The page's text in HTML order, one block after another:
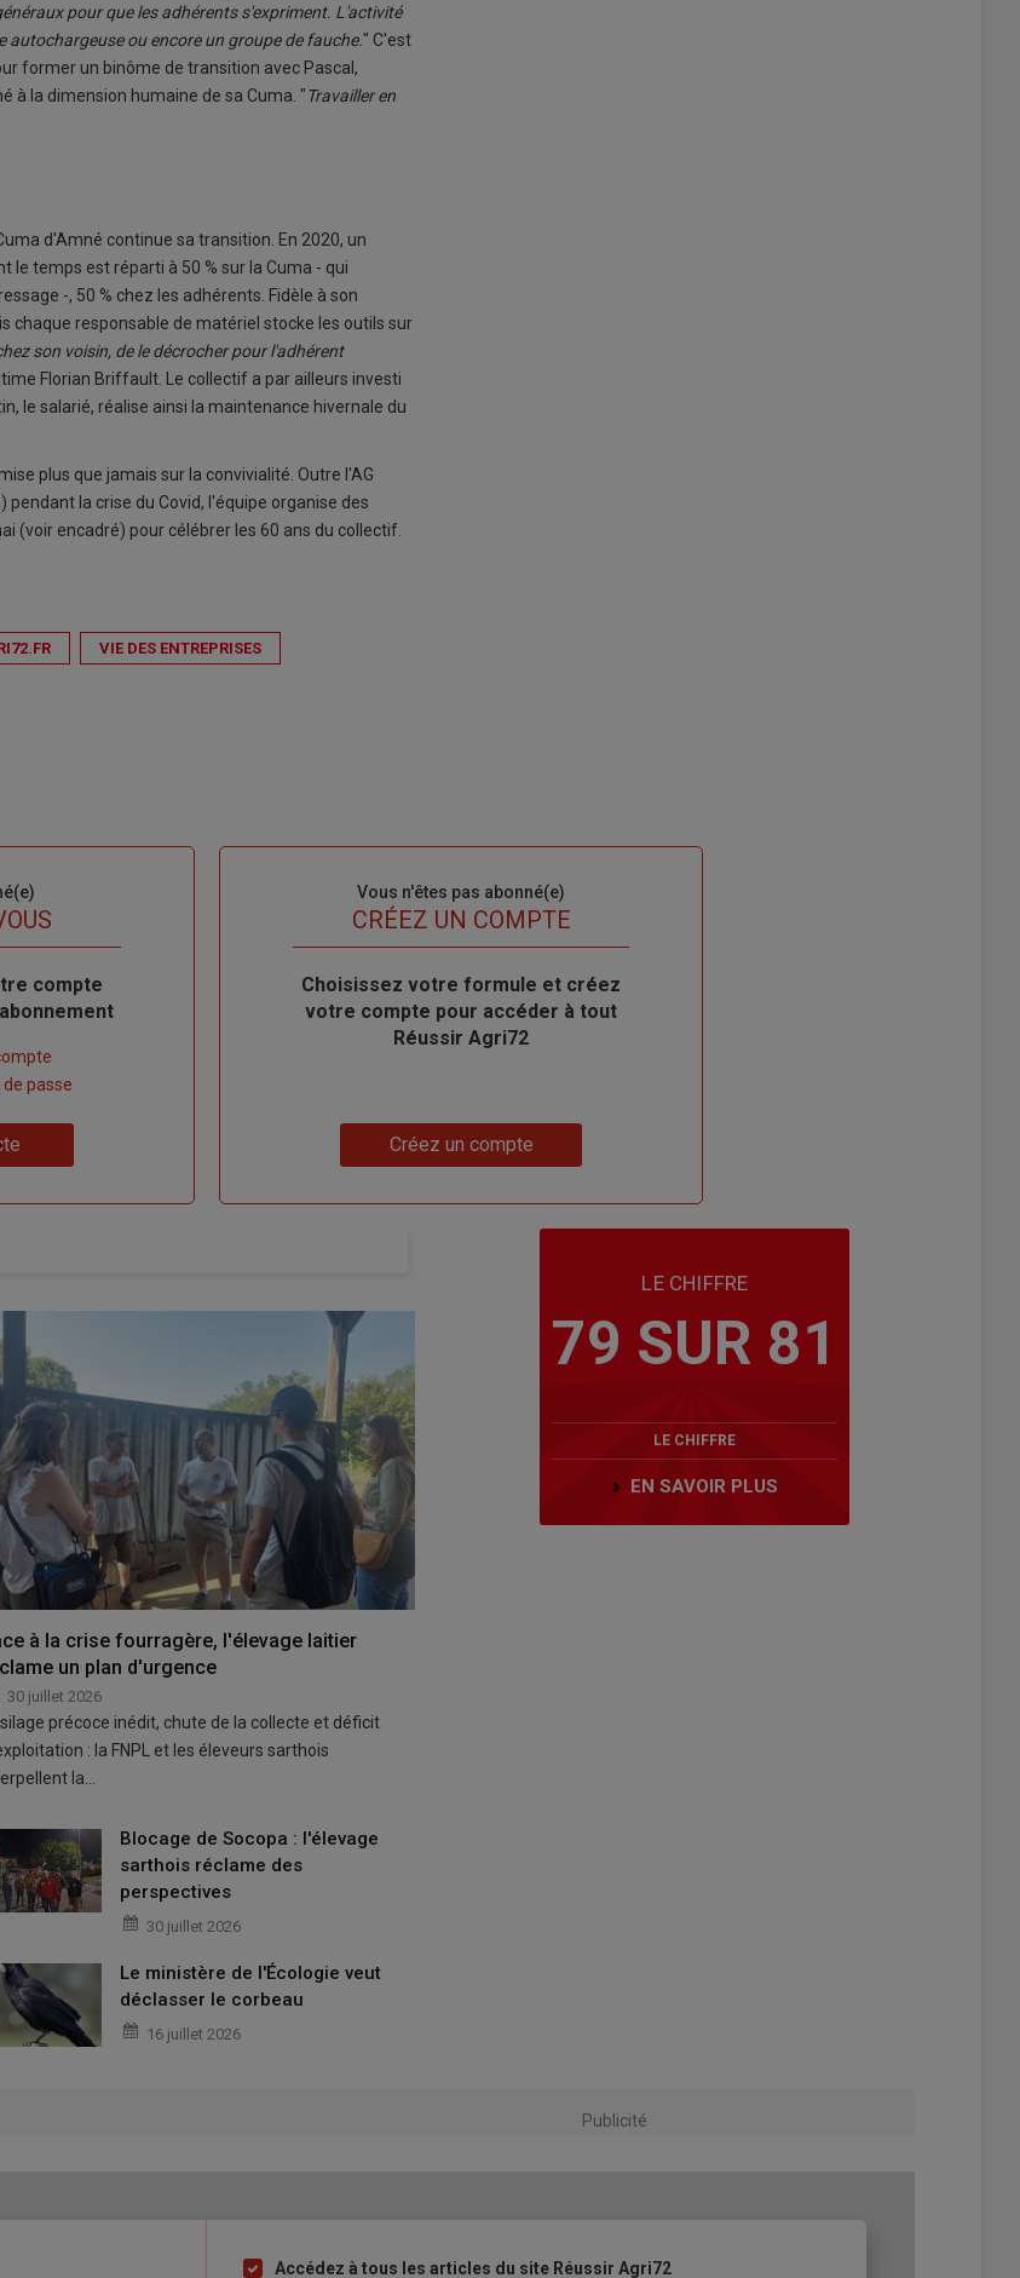
pour que les adhérents s'expriment. L'activité
autochargeuse ou encore un groupe de fauche. " C'est
former un binôme de transition avec Pascal,
à la dimension humaine de sa Cuma. "Travailler en
d'Amné continue sa transition. En 2020, un
temps est réparti à 50 % sur la Cuma - qui
-, 50 % chez les adhérents. Fidèle à son
chaque responsable de matériel stocke les outils sur
son voisin, de le décrocher pour l'adhérent
Florian Briffault. Le collectif a par ailleurs investi
le salarié, réalise ainsi la maintenance hivernale du
plus que jamais sur la convivialité. Outre l'AG
la crise du Covid, l'équipe organise des
(voir encadré) pour célébrer les 60 ans du collectif.
VIE DES ENTREPRISES
compte
passe
Vous n'êtes pas abonné(e)
TITRECRÉEZ UN COMPTE
Body
Choisissez votre formule et créez
votre compte pour accéder à tout
Réussir Agri72
Créez un compte
à la crise fourragère, l'élevage laitier
un plan d'urgence
30 juillet 2026
précoce inédit, chute de la collecte et déficit
: la FNPL et les éleveurs sarthois
la…
Blocage de Socopa : l'élevage
sarthois réclame des
perspectives
30 juillet 2026
Le ministère de l'Écologie veut
déclasser le corbeau
16 juillet 2026
LE CHIFFRE
79 SUR 81
LE CHIFFRE
EN SAVOIR PLUS
Publicité
ListeAccédez à tous les articles du site Réussir Agri72